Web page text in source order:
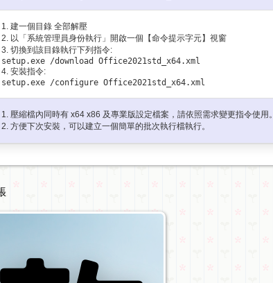
1. 建一個目錄 全部解壓
2. 以「系統管理員身份執行」開啟一個【命令提示字元】視窗
3. 切換到該目錄執行下列指令:
setup.exe /download Office2021std_x64.xml
4. 安裝指令:
setup.exe /configure Office2021std_x64.xml
1. 壓縮檔內同時有 x64 x86 及專業版設定檔案，請依照需求變更指令使用。
2. 方便下次安裝，可以建立一個簡單的批次執行檔執行。